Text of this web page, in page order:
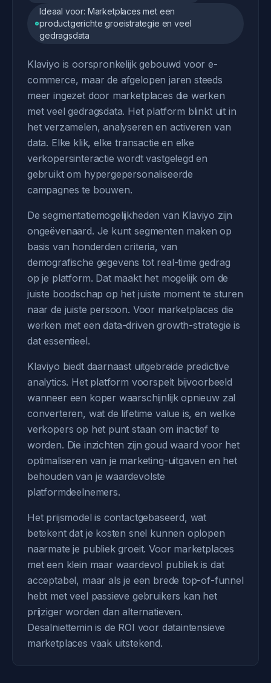
Ideaal voor: Marketplaces met een
productgerichte groeistrategie en veel
gedragsdata
Klaviyo is oorspronkelijk gebouwd voor e-
commerce, maar de afgelopen jaren steeds
meer ingezet door marketplaces die werken
met veel gedragsdata. Het platform blinkt uit in
het verzamelen, analyseren en activeren van
data. Elke klik, elke transactie en elke
verkopersinteractie wordt vastgelegd en
gebruikt om hypergepersonaliseerde
campagnes te bouwen.
De segmentatiemogelijkheden van Klaviyo zijn
ongeëvenaard. Je kunt segmenten maken op
basis van honderden criteria, van
demografische gegevens tot real-time gedrag
op je platform. Dat maakt het mogelijk om de
juiste boodschap op het juiste moment te sturen
naar de juiste persoon. Voor marketplaces die
werken met een data-driven growth-strategie is
dat essentieel.
Klaviyo biedt daarnaast uitgebreide predictive
analytics. Het platform voorspelt bijvoorbeeld
wanneer een koper waarschijnlijk opnieuw zal
converteren, wat de lifetime value is, en welke
verkopers op het punt staan om inactief te
worden. Die inzichten zijn goud waard voor het
optimaliseren van je marketing-uitgaven en het
behouden van je waardevolste
platformdeelnemers.
Het prijsmodel is contactgebaseerd, wat
betekent dat je kosten snel kunnen oplopen
naarmate je publiek groeit. Voor marketplaces
met een klein maar waardevol publiek is dat
acceptabel, maar als je een brede top-of-funnel
hebt met veel passieve gebruikers kan het
prijziger worden dan alternatieven.
Desalniettemin is de ROI voor dataintensieve
marketplaces vaak uitstekend.